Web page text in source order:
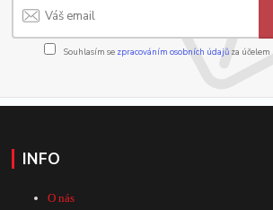
Souhlasím se zpracováním osobních údajůza účelem
INFO
O nás